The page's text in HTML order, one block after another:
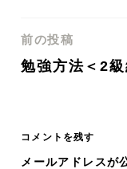
投
ビ
前の投稿
勉強方法＜2級
コメントを残す
メールアドレスが